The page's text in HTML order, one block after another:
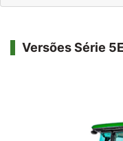
Versões Série 5E